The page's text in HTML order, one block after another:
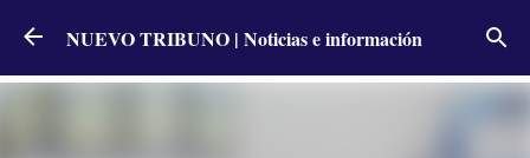
Ir al contenido principal
NUEVO TRIBUNO | Noticias e información